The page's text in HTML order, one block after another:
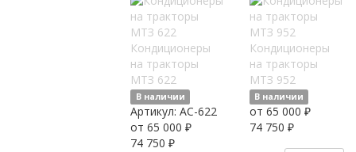
Кондиционеры
на тракторы
МТЗ 622
В наличии
Артикул:AC-622
от 65 000 ₽
74 750 ₽
Кондиционеры
на тракторы
МТЗ 952
В наличии
от 65 000 ₽
74 750 ₽